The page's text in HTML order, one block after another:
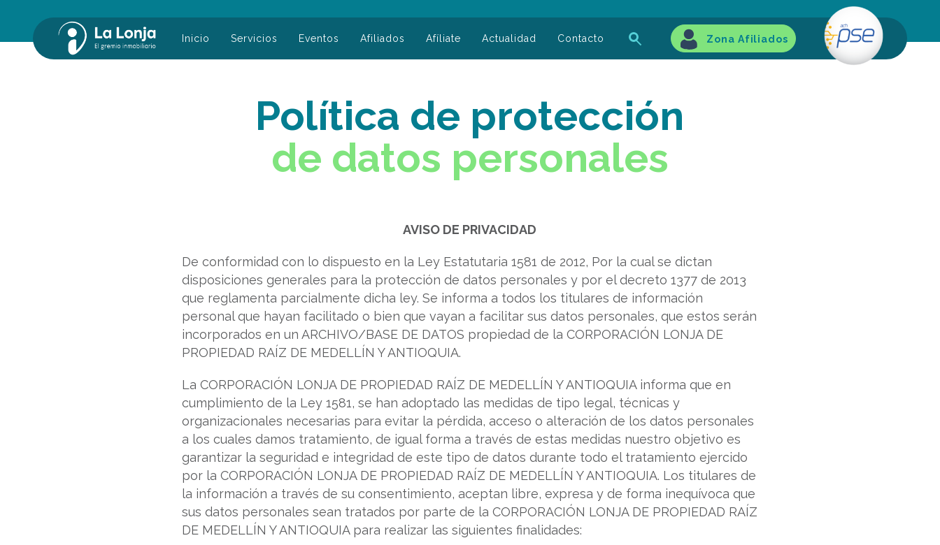
Inicio Servicios Eventos Afiliados Afíliate Actualidad Contacto Zona Afiliados
Buscar:
Política de protección
de datos personales
AVISO DE PRIVACIDAD
De conformidad con lo dispuesto en la Ley Estatutaria 1581 de 2012, Por la cual se dictan
disposiciones generales para la protección de datos personales y por el decreto 1377 de 2013
que reglamenta parcialmente dicha ley. Se informa a todos los titulares de información
personal que hayan facilitado o bien que vayan a facilitar sus datos personales, que estos serán
incorporados en un ARCHIVO/BASE DE DATOS propiedad de la CORPORACIÓN LONJA DE
PROPIEDAD RAÍZ DE MEDELLÍN Y ANTIOQUIA.
La CORPORACIÓN LONJA DE PROPIEDAD RAÍZ DE MEDELLÍN Y ANTIOQUIA informa que en
cumplimiento de la Ley 1581, se han adoptado las medidas de tipo legal, técnicas y
organizacionales necesarias para evitar la pérdida, acceso o alteración de los datos personales
a los cuales damos tratamiento, de igual forma a través de estas medidas nuestro objetivo es
garantizar la seguridad e integridad de este tipo de datos durante todo el tratamiento ejercido
por la CORPORACIÓN LONJA DE PROPIEDAD RAÍZ DE MEDELLÍN Y ANTIOQUIA. Los titulares de
la información a través de su consentimiento, aceptan libre, expresa y de forma inequívoca que
sus datos personales sean tratados por parte de la CORPORACIÓN LONJA DE PROPIEDAD RAÍZ
DE MEDELLÍN Y ANTIOQUIA para realizar las siguientes finalidades: